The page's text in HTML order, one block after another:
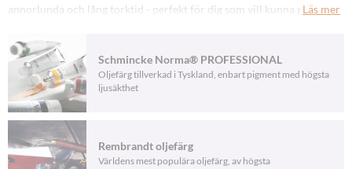
annorlunda och lång torktid - perfekt för dig som vill kunna göra
att blanda färgen med förtunningsmedel. Vill du istället göra den
tjockare kan du blanda i en särskild olja.
Stort utbud av oljefärger för konst
I vårt breda sortiment hittar du vattenbaserad oljefärg, som är enkel
att tunna ut och rengöra med vatten – helt utan lösningsmedel. Köp
Läs mer
Schmincke Norma® PROFESSIONAL
Oljefärg tillverkad i Tyskland, enbart pigment med högsta
ljusäkthet
Rembrandt oljefärg
Världens mest populära oljefärg, av högsta